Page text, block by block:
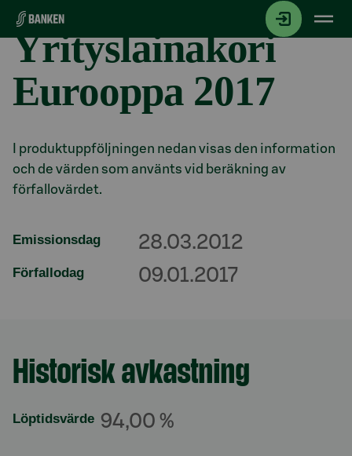
Gå direkt till innehållet
Yrityslainakori
Eurooppa 2017
Avsnitt med titel
I produktuppföljningen nedan visas den information
och de värden som använts vid beräkning av
förfallovärdet.
Emissionsdag 28.03.2012
Förfallodag 09.01.2017
Avsnitt med titel
Historisk avkastning
Löptidsvärde 94,00 %